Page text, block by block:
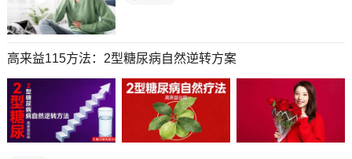
高来益115方法：2型糖尿病自然逆转方案